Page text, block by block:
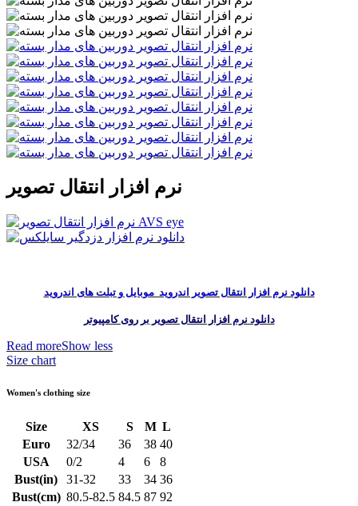
نرم افزار انتقال تصویر
دانلود نرم افزار انتقال تصویر اندروید موبایل و تبلت های اندروید
دانلود نرم افزار انتقال تصویر بر روی کامپیوتر
Read moreShow less
Size chart
Women's clothing size
Size XS S M L
Euro
32/34 36 38 40
USA
0/2 4 6
8
Bust(in)
31-32 33 34 36
Bust(cm) 80.5-82.5 84.5 87 92